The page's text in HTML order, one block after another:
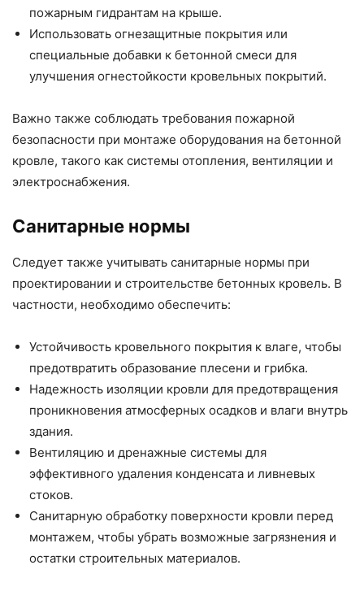
пожарным гидрантам на крыше.
Использовать огнезащитные покрытия или
специальные добавки к бетонной смеси для
улучшения огнестойкости кровельных покрытий.
Важно также соблюдать требования пожарной
безопасности при монтаже оборудования на бетонной
кровле, такого как системы отопления, вентиляции и
электроснабжения.
Санитарные нормы
Следует также учитывать санитарные нормы при
проектировании и строительстве бетонных кровель. В
частности, необходимо обеспечить:
Устойчивость кровельного покрытия к влаге, чтобы
предотвратить образование плесени и грибка.
Надежность изоляции кровли для предотвращения
проникновения атмосферных осадков и влаги внутрь
здания.
Вентиляцию и дренажные системы для
эффективного удаления конденсата и ливневых
стоков.
Санитарную обработку поверхности кровли перед
монтажем, чтобы убрать возможные загрязнения и
остатки строительных материалов.